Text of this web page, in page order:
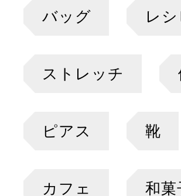
バッグ レ
ストレッチ
ピアス 靴
カフェ 和菓